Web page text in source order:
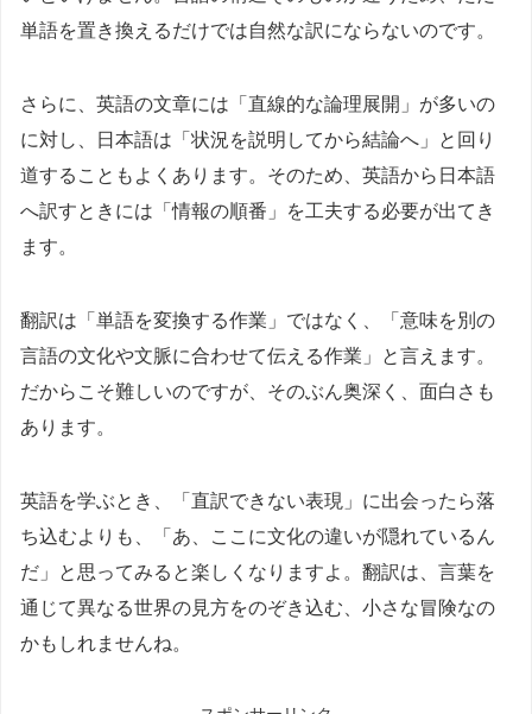
単語を置き換えるだけでは自然な訳にならないのです。
さらに、英語の文章には「直線的な論理展開」が多いの
に対し、日本語は「状況を説明してから結論へ」と回り
道することもよくあります。そのため、英語から日本語
へ訳すときには「情報の順番」を工夫する必要が出てき
ます。
翻訳は「単語を変換する作業」ではなく、「意味を別の
言語の文化や文脈に合わせて伝える作業」と言えます。
だからこそ難しいのですが、そのぶん奥深く、面白さも
あります。
英語を学ぶとき、「直訳できない表現」に出会ったら落
ち込むよりも、「あ、ここに文化の違いが隠れているん
だ」と思ってみると楽しくなりますよ。翻訳は、言葉を
通じて異なる世界の見方をのぞき込む、小さな冒険なの
かもしれませんね。